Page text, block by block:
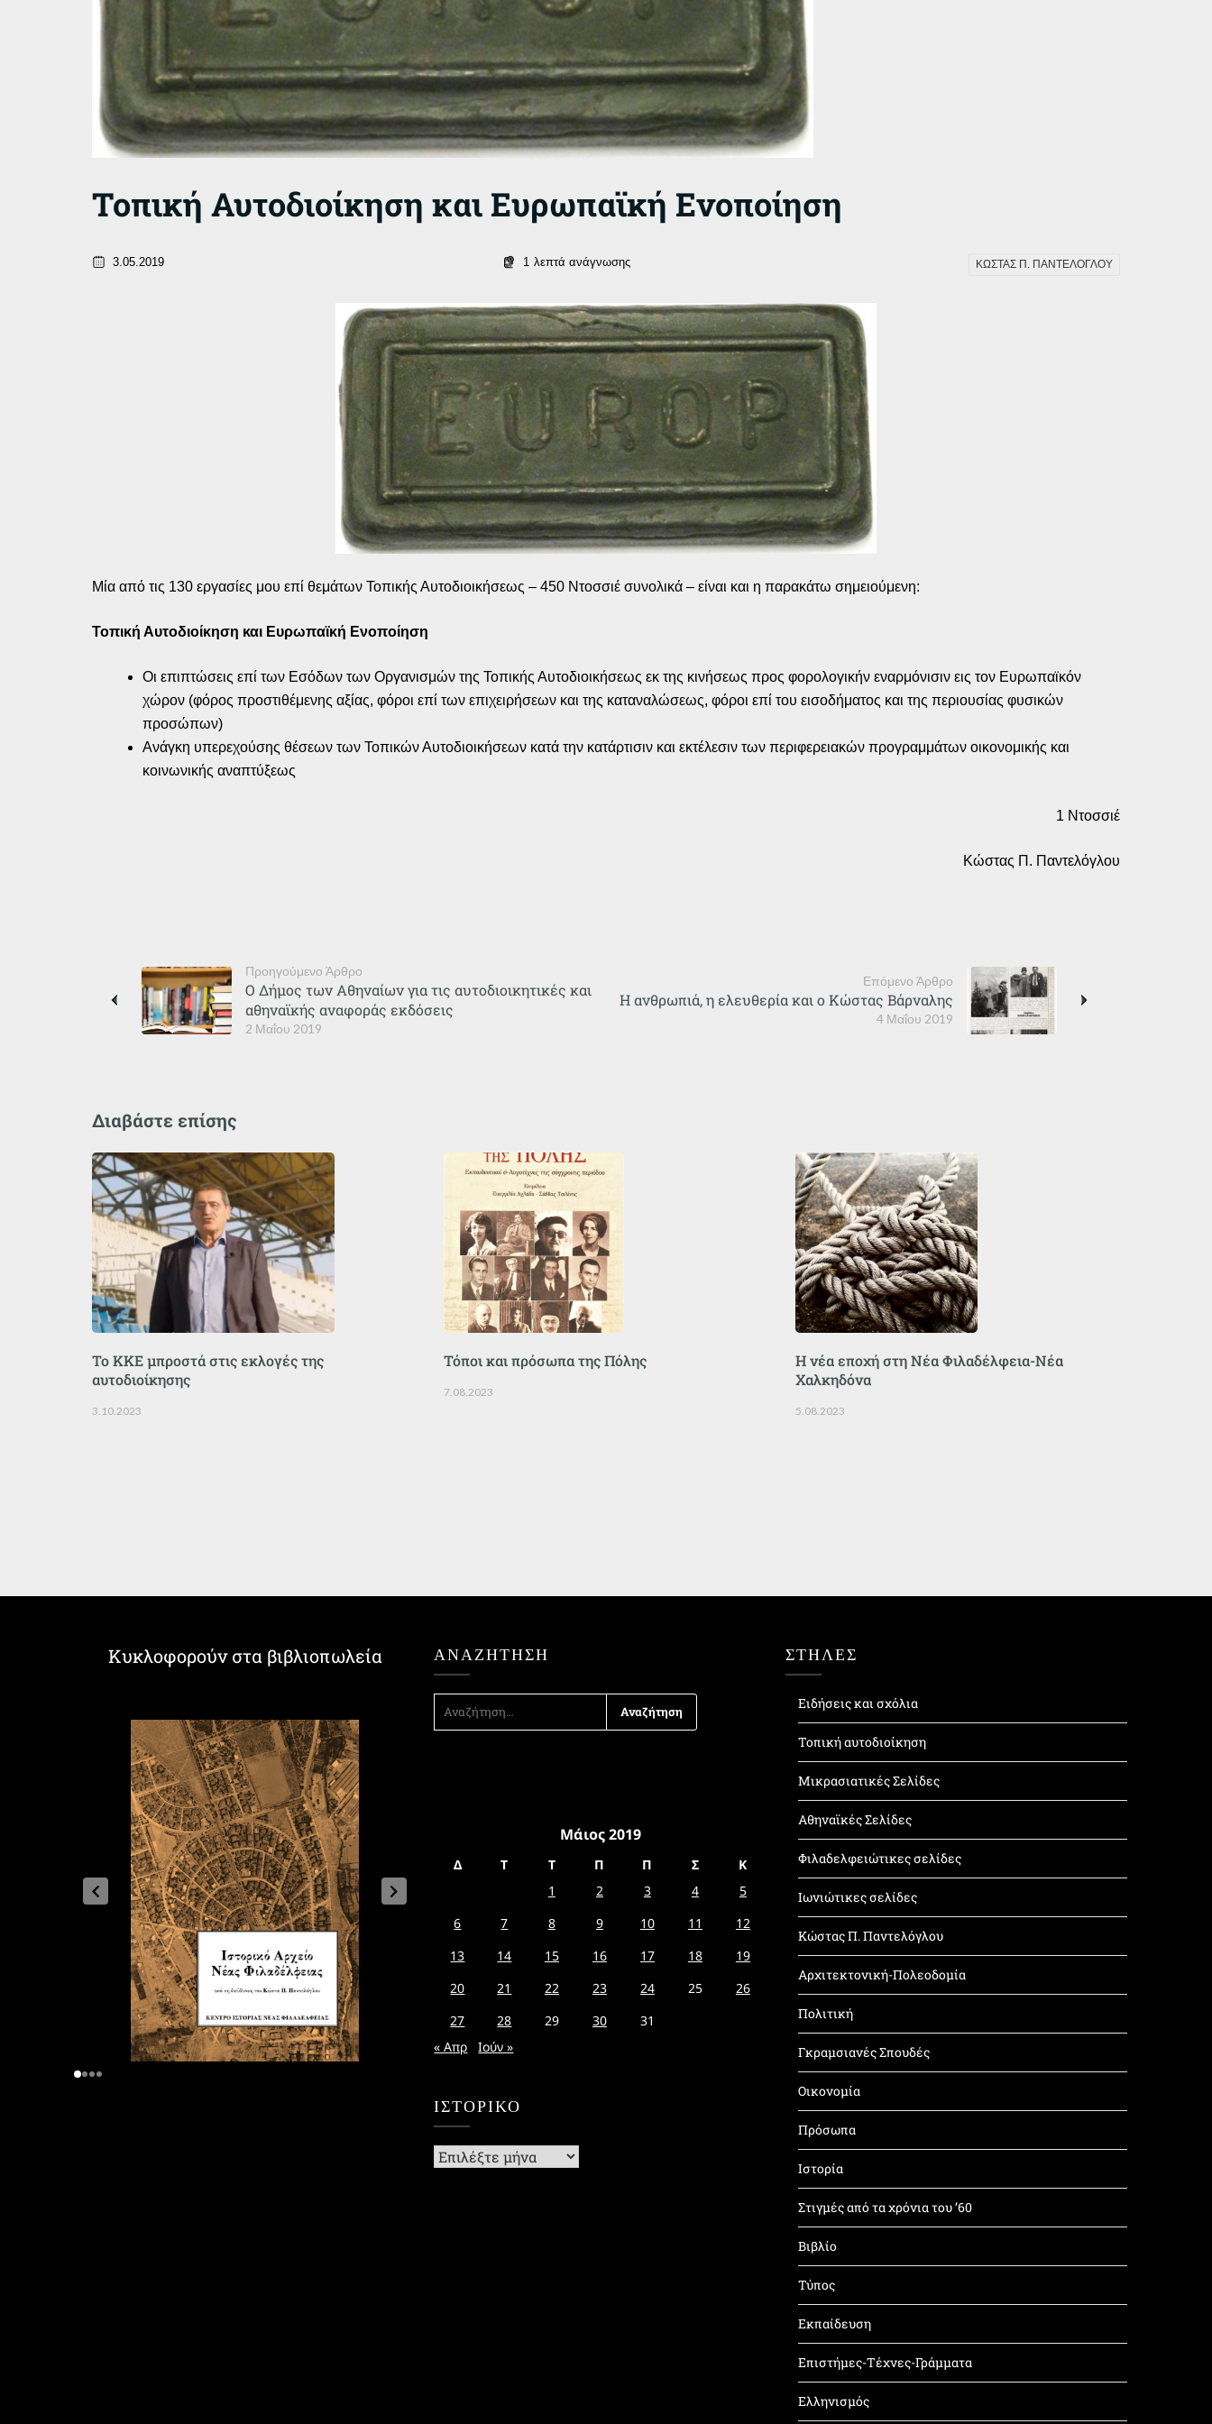
Τοπική Αυτοδιοίκηση και Ευρωπαϊκή Ενοποίηση
3.05.2019 1 λεπτά ανάγνωσης ΚΩΣΤΑΣ Π. ΠΑΝΤΕΛΟΓΛΟΥ
Μία από τις 130 εργασίες μου επί θεμάτων Τοπικής Αυτοδιοικήσεως – 450 Ντοσσιέ συνολικά – είναι και η παρακάτω σημειούμενη:
Τοπική Αυτοδιοίκηση και Ευρωπαϊκή Ενοποίηση
Οι επιπτώσεις επί των Εσόδων των Οργανισμών της Τοπικής Αυτοδιοικήσεως εκ της κινήσεως προς φορολογικήν εναρμόνισιν εις τον Ευρωπαϊκόν
χώρον (φόρος προστιθέμενης αξίας, φόροι επί των επιχειρήσεων και της καταναλώσεως, φόροι επί του εισοδήματος και της περιουσίας φυσικών
προσώπων)
Ανάγκη υπερεχούσης θέσεων των Τοπικών Αυτοδιοικήσεων κατά την κατάρτισιν και εκτέλεσιν των περιφερειακών προγραμμάτων οικονομικής και
κοινωνικής αναπτύξεως
1 Ντοσσιέ
Κώστας Π. Παντελόγλου
Προηγούμενο Άρθρο
2 Μαΐου 2019
Ο Δήμος των Αθηναίων για τις αυτοδιοικητικές και
αθηναϊκής αναφοράς εκδόσεις
Επόμενο Άρθρο
4 Μαΐου 2019
Η ανθρωπιά, η ελευθερία και ο Κώστας Βάρναλης
Διαβάστε επίσης
Το ΚΚΕ μπροστά στις εκλογές της
αυτοδιοίκησης
3.10.2023
Τόποι και πρόσωπα της Πόλης
7.08.2023
Η νέα εποχή στη Νέα Φιλαδέλφεια-Νέα
Χαλκηδόνα
5.08.2023
Κυκλοφορούν στα βιβλιοπωλεία ΑΝΑΖΉΤΗΣΗ
ΑΝΑΖΉΤΗΣΗ
Μάιος 2019
Δ Τ Τ Π Π Σ
Κ
1
2 3 4
5
6
7 8 9 10 11
12
13
14 15 16 17 18
19
20
21 22 23 24 25
26
27
28 29 30
31
« Απρ
Ιούν »
ΙΣΤΟΡΙΚΌ
Ιστορικό
ΣΤΗΛΕΣ
Ειδήσεις και σχόλια
Τοπική αυτοδιοίκηση
Μικρασιατικές Σελίδες
Αθηναϊκές Σελίδες
Φιλαδελφειώτικες σελίδες
Ιωνιώτικες σελίδες
Κώστας Π. Παντελόγλου
Αρχιτεκτονική-Πολεοδομία
Πολιτική
Γκραμσιανές Σπουδές
Οικονομία
Πρόσωπα
Ιστορία
Στιγμές από τα χρόνια του ’60
Βιβλίο
Τύπος
Εκπαίδευση
Επιστήμες-Τέχνες-Γράμματα
Ελληνισμός